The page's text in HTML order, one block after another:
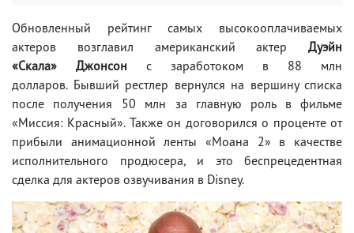
Обновленный рейтинг самых высокооплачиваемых
актеров возглавил американский актер
Дуэйн
«Скала» Джонсон с заработоком в 88 млн
долларов. Бывший рестлер вернулся на вершину списка
после получения 50 млн за главную роль в фильме
«Миссия: Красный». Также он договорился о проценте от
прибыли анимационной ленты «Моана 2» в качестве
исполнительного продюсера, и это беспрецедентная
сделка для актеров озвучивания в Disney.